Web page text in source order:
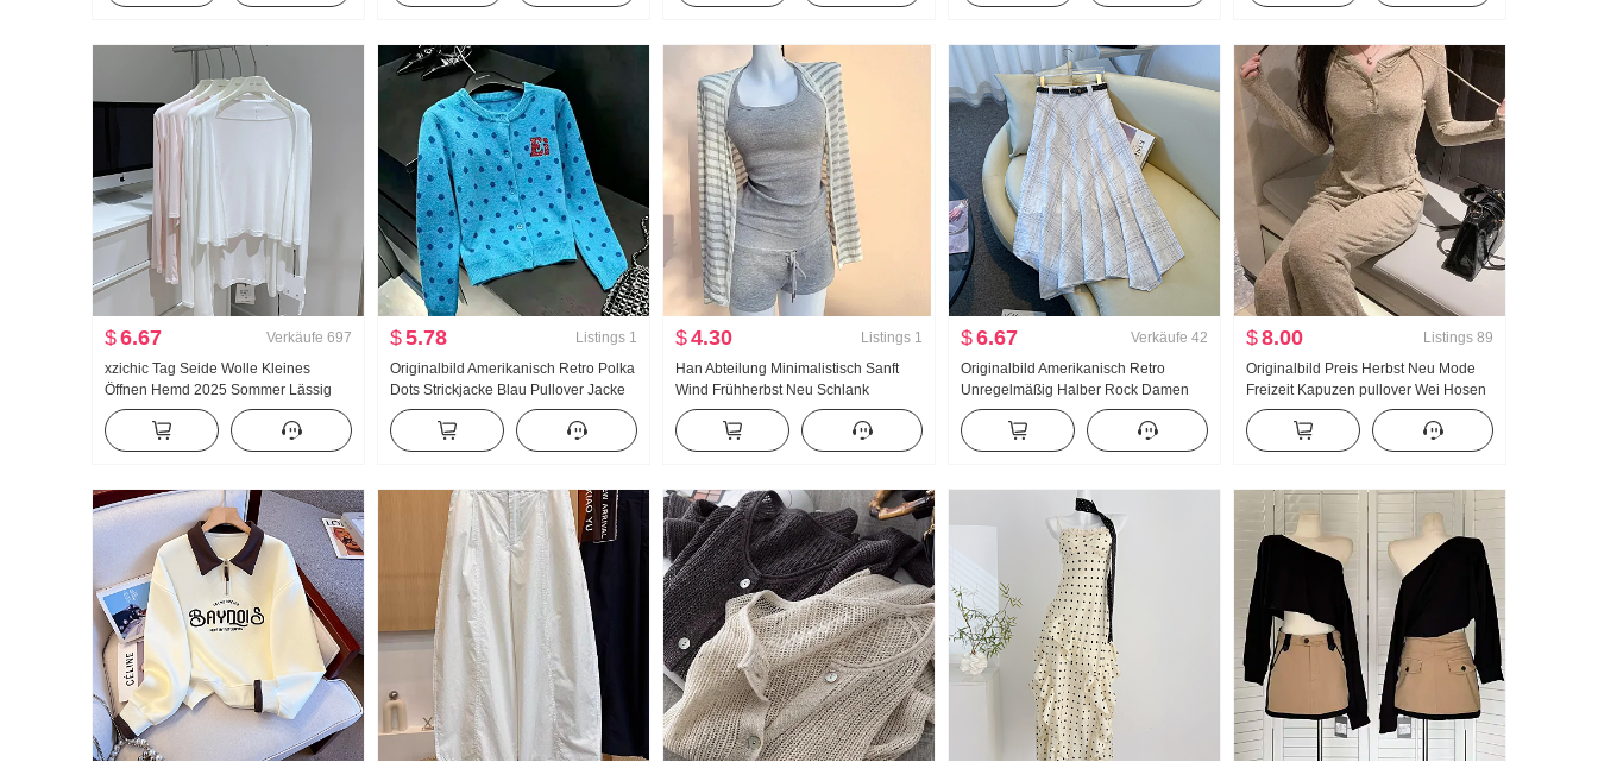
Anzug Live-Übertragung Hoch
Größe Hoodie
Plissee Rock
$6.67 Verkäufe 697
xzichic Tag Seide Wolle Kleines
Öffnen Hemd 2025 Sommer Lässig
Wind Top Neu Strick Fallen Schulter
Dünn Jacke Frauen
$5.78 Listings 1
Originalbild Amerikanisch Retro Polka
Dots Strickjacke Blau Pullover Jacke
Frauen Herbst Neu Lässig Wind
Strickpullover Top ins
$4.30 Listings 1
Han Abteilung Minimalistisch Sanft
Wind Frühherbst Neu Schlank
Sonnenschutz hemd Langarm
Leibchen Heiß und würzig Minirock
Dreiteiliges Set
$6.67 Verkäufe 42
Originalbild Amerikanisch Retro
Unregelmäßig Halber Rock Damen
Leinen Mittel-Langer Rock Kariert A-
Linien-Rock Unregelmäßig
Fischschwanz Pendel Rock
$8.00 Listings 89
Originalbild Preis Herbst Neu Mode
Freizeit Kapuzen pullover Wei Hosen
Schlank Anzug Sporta nzug Damen
Modisch